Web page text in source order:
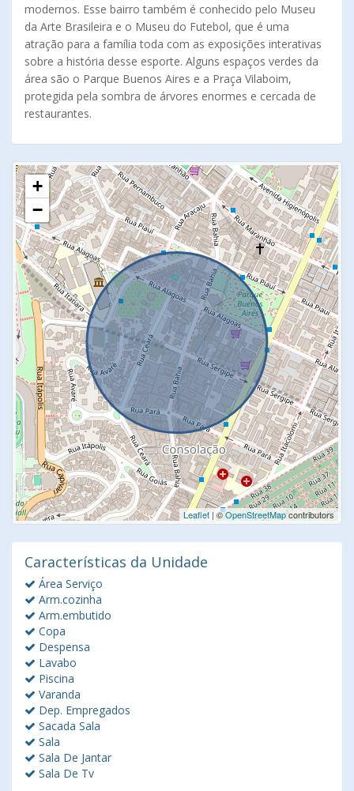
modernos. Esse bairro também é conhecido pelo Museu
da Arte Brasileira e o Museu do Futebol, que é uma
atração para a família toda com as exposições interativas
sobre a história desse esporte. Alguns espaços verdes da
área são o Parque Buenos Aires e a Praça Vilaboim,
protegida pela sombra de árvores enormes e cercada de
restaurantes.
+
−
Leaflet| ©OpenStreetMapcontributors
Características da Unidade
Área Serviço
Arm.cozinha
Arm.embutido
Copa
Despensa
Lavabo
Piscina
Varanda
Dep. Empregados
Sacada Sala
Sala
Sala De Jantar
Sala De Tv